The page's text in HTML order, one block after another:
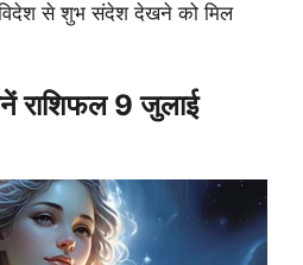
विदेश से शुभ संदेश देखने को मिल
राशिफल 9 जुलाई